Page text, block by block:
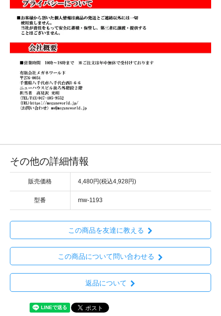
その他の詳細情報
販売価格 4,480円(税込4,928円)
型番 mw-1193
この商品を友達に教える
この商品について問い合わせる
返品について